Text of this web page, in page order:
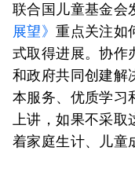
联合国儿童基金会
展望》重点关注如
式取得进展。协作
和政府共同创建解
本服务、优质学习
上讲，如果不采
着家庭生计、儿童